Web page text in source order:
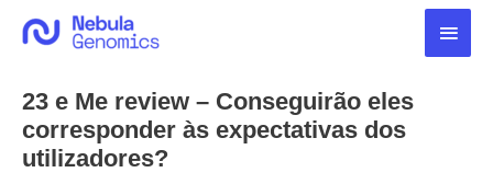
para
23 e Me review – Conseguirão eles
corresponder às expectativas dos
utilizadores?